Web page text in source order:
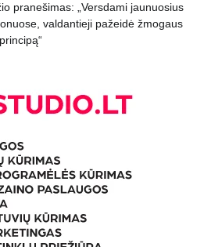
pranešimas: „Versdami jaunuosius
valdantieji pažeidė žmogaus